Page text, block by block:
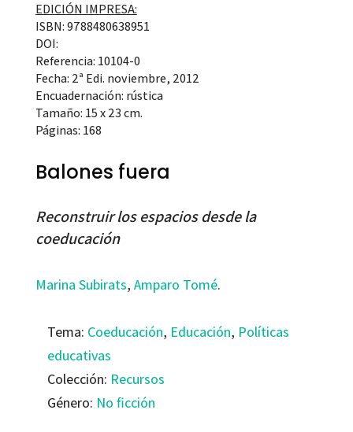
EDICIÓN IMPRESA:
ISBN: 9788480638951
DOI:
Referencia: 10104-0
Fecha: 2ª Edi. noviembre, 2012
Encuadernación: rústica
Tamaño: 15 x 23 cm.
Páginas: 168
Balones fuera
Reconstruir los espacios desde la
coeducación
Marina Subirats, Amparo Tomé.
Tema: Coeducación, Educación, Políticas
educativas
Colección: Recursos
Género: No ficción